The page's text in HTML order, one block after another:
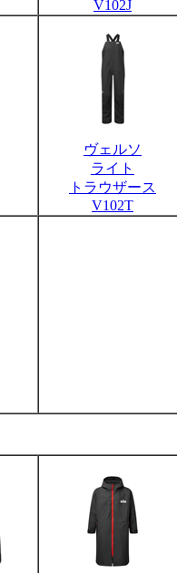
V102J
ヴェルソ
ライト
トラウザース
V102T